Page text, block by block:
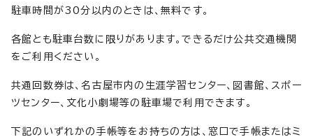
駐車時間が30分以内のときは、無料です。
各館とも駐車台数に限りがあります。できるだけ公共交通機関
をご利用ください。
共通回数券は、名古屋市内の生涯学習センター、図書館、スポー
ツセンター、文化小劇場等の駐車場で利用できます。
下記のいずれかの手帳等をお持ちの方は、窓口で手帳またはミ